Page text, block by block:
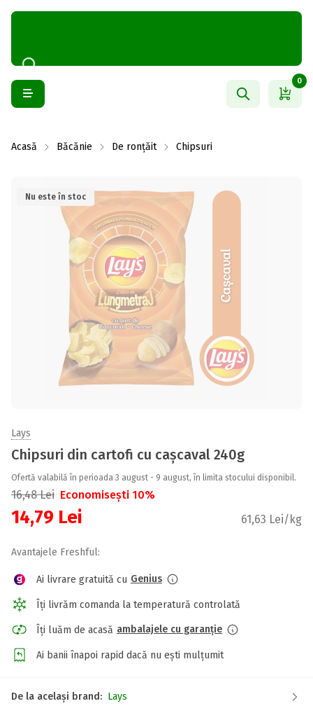
0
Acasă Băcănie De ronțăit Chipsuri
Nu este în stoc
Lays
Chipsuri din cartofi cu cașcaval 240g
Ofertă valabilă în perioada 3 august - 9 august, în limita stocului disponibil.
16,48Lei Economisești 10%
14,79 Lei 61,63 Lei/kg
Avantajele Freshful:
Ai livrare gratuită cu Genius
Îți livrăm comanda la temperatură controlată
Îți luăm de acasă ambalajele cu garanție
Ai banii înapoi rapid dacă nu ești mulțumit
De la același brand: Lays